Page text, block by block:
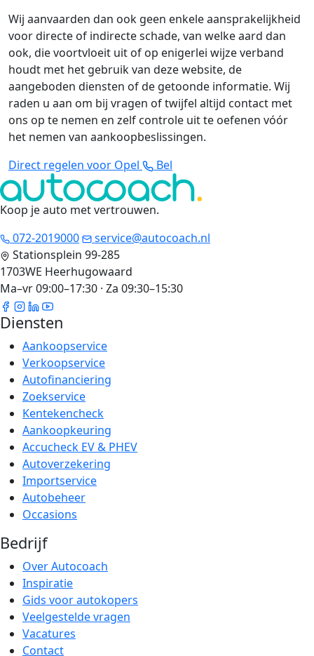
Wij aanvaarden dan ook geen enkele aansprakelijkheid
voor directe of indirecte schade, van welke aard dan
ook, die voortvloeit uit of op enigerlei wijze verband
houdt met het gebruik van deze website, de
aangeboden diensten of de getoonde informatie. Wij
raden u aan om bij vragen of twijfel altijd contact met
ons op te nemen en zelf controle uit te oefenen vóór
het nemen van aankoopbeslissingen.
Direct regelen voor Opel
Bel
Koop je auto met vertrouwen.
072-2019000
service@autocoach.nl
Stationsplein 99-285
1703WE Heerhugowaard
Ma–vr 09:00–17:30 · Za 09:30–15:30
Diensten
Aankoopservice
Verkoopservice
Autofinanciering
Zoekservice
Kentekencheck
Aankoopkeuring
Accucheck EV & PHEV
Autoverzekering
Importservice
Autobeheer
Occasions
Bedrijf
Over Autocoach
Inspiratie
Gids voor autokopers
Veelgestelde vragen
Vacatures
Contact